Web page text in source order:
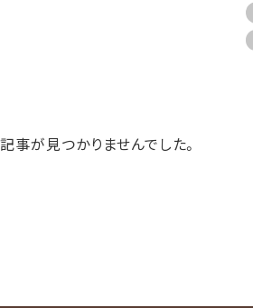
記事が見つかりませんでした。